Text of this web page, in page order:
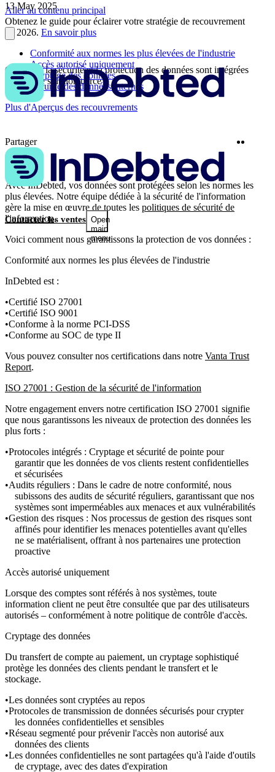
Aller au contenu principal
Obtenez le guide pour éclairer votre stratégie de recouvrement
en 2026. En savoir plus
Contacter les ventes Open
main
menu
Comment la sécurité et la protection des données sont intégrées
dans notre solution tierce
Avec InDebted, vos données sont protégées selon les normes les
plus élevées. Notre équipe dédiée à la sécurité de l'information
gère la mise en œuvre de toutes les politiques de sécurité de
l'information.
Voici comment nous garantissons la protection de vos données :
Conformité aux normes les plus élevées de l'industrie
InDebted est :
Certifié ISO 27001
Certifié ISO 9001
Conforme à la norme PCI-DSS
Conforme au SOC de type II
Vous pouvez consulter nos certifications dans notre Vanta Trust
Report.
ISO 27001 : Gestion de la sécurité de l'information
Notre engagement envers notre certification ISO 27001 signifie
que nous garantissons les niveaux de protection des données les
plus forts :
Protocoles intégrés : Cryptage et sécurité de pointe pour
garantir que les données de vos clients restent confidentielles
et sécurisées
Audits réguliers : Dans le cadre de notre conformité, nous
subissons des audits de sécurité réguliers, garantissant que nos
systèmes sont imperméables aux menaces et aux vulnérabilités
Gestion des risques : Nos processus de gestion des risques sont
affinés pour identifier les menaces potentielles avant qu'elles
ne se matérialisent, offrant à nos partenaires une protection
proactive
Accès autorisé uniquement
Lorsque des comptes sont référés à nos systèmes, toute
information client ne peut être consultée que par des utilisateurs
autorisés – conformément à notre politique de contrôle d'accès.
Cryptage des données
Du transfert de compte au paiement, un cryptage sophistiqué
protège les données des clients pendant le transfert et le
stockage.
Les données sont cryptées au repos
Protocoles de transmission de données sécurisés pour crypter
les données confidentielles et sensibles
Réseau segmenté pour prévenir l'accès non autorisé aux
données des clients
Les données confidentielles ne sont partagées qu'à l'aide d'outils
de cryptage, avec des dates d'expiration
13 May 2025
Conformité aux normes les plus élevées de l'industrie
Accès autorisé uniquement
Cryptage des données
Sécurité des données internes
Plus d'Aperçus des recouvrements
Partager